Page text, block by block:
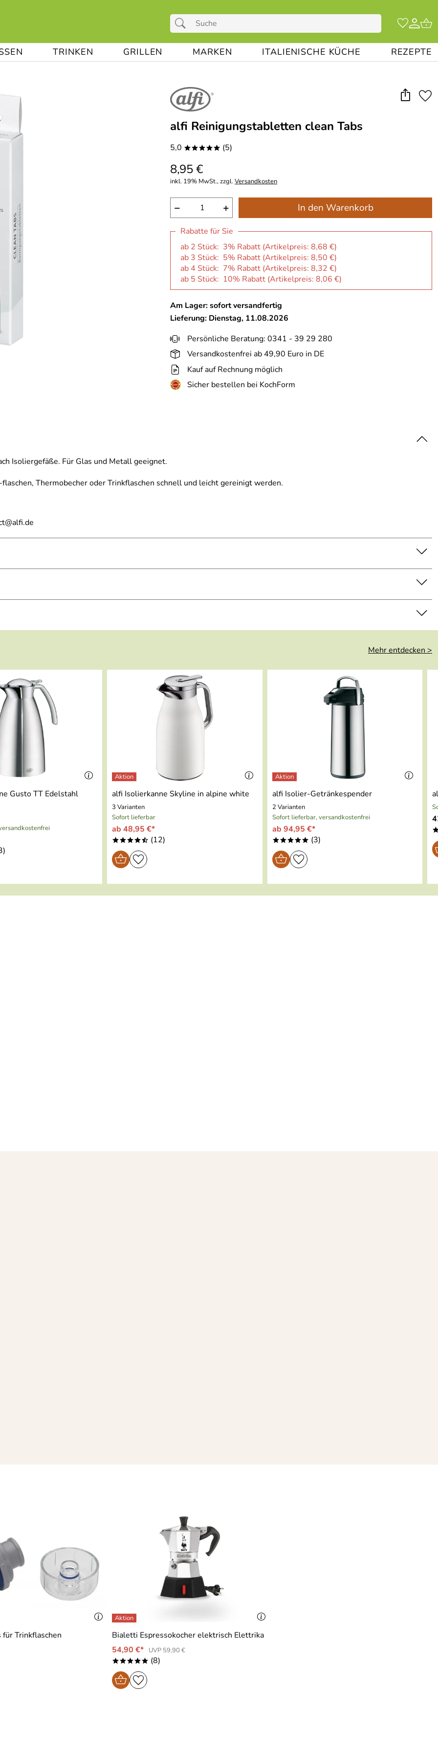
TRINKEN GRILLEN MARKEN ITALIENISCHE KÜCHE REZEPTE
alfi Reinigungstabletten clean Tabs
5,0 ***** (5)
8,95 €
inkl. 19% MwSt., zzgl.Versandkosten
− + In den Warenkorb
Rabatte für Sie
ab 2 Stück: 3% Rabatt (Artikelpreis: 8,68 €)
ab 3 Stück: 5% Rabatt (Artikelpreis: 8,50 €)
ab 4 Stück: 7% Rabatt (Artikelpreis: 8,32 €)
ab 5 Stück: 10% Rabatt (Artikelpreis: 8,06 €)
Am Lager: sofort versandfertig
Lieferung: Dienstag, 11.08.2026
Persönliche Beratung: 0341 - 39 29 280
Versandkostenfrei ab 49,90 Euro in DE
Kauf auf Rechnung möglich
Sicher bestellen bei KochForm
Isoliergefäße. Für Glas und Metall geeignet.
Thermobecher oder Trinkflaschen schnell und leicht gereinigt werden.
Produkt, toller Service, schnelle Lieferung! Weiter so!
Mehr entdecken >
Gusto TT Edelstahl
alfi Isolierkanne Skyline in alpine white
3 Varianten
Sofort lieferbar
ab 48,95 €*
****/ (12)
alfi Isolier-Getränkespender
2 Varianten
Sofort lieferbar, versandkostenfrei
ab 94,95 €*
***** (3)
Trinkflaschen
Bialetti Espressokocher elektrisch Elettrika
54,90 €*
UVP 59,90 €
***** (8)